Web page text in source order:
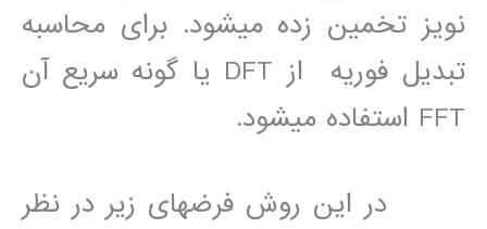
نويز تخمين زده مي‎شود. برای محاسبه
تبديل فوريه از DFT يا گونه سريع آن
FFT استفاده مي‎شود.
در اين روش فرضهای زير در نظر